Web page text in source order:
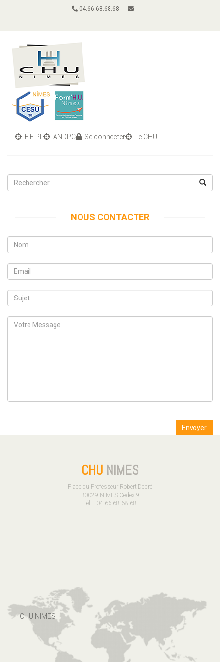
04.66.68.68.68
FIF PL ANDPC Se connecter Le CHU
Toggle
NOUS CONTACTER
CHU NIMES
Place du Professeur Robert Debré
30029 NIMES Cedex 9
Tél. : 04.66.68.68.68
CHU NIMES